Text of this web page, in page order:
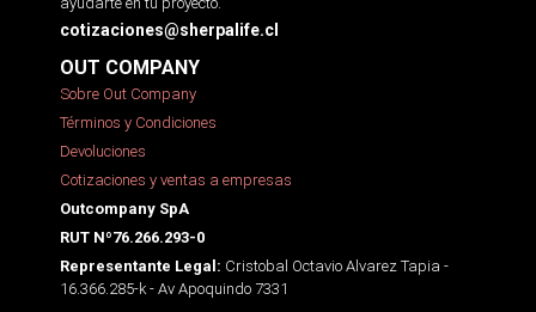
cotizaciones@sherpalife.cl
OUT COMPANY
Sobre Out Company
Términos y Condiciones
Devoluciones
Cotizaciones y ventas a empresas
Outcompany SpA
RUT Nº76.266.293-0
Representante Legal: Cristobal Octavio Alvarez Tapia -
16.366.285-k - Av Apoquindo 7331